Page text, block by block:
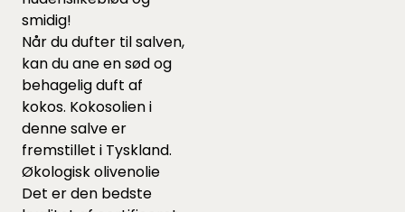
smidig!
Når du dufter til salven,
kan du ane en sød og
behagelig duft af
kokos. Kokosolien i
denne salve er
fremstillet i Tyskland.
Økologisk olivenolie
Det er den bedste